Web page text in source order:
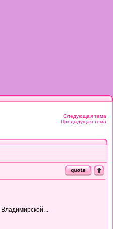
Следующая тема
Предыдущая тема